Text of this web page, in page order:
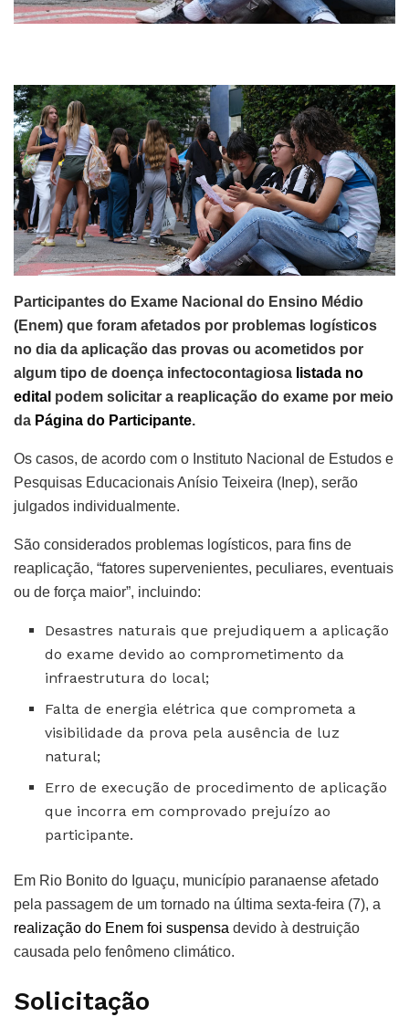
Participantes do Exame Nacional do Ensino Médio
(Enem) que foram afetados por problemas logísticos
no dia da aplicação das provas ou acometidos por
algum tipo de doença infectocontagiosa listada no
edital podem solicitar a reaplicação do exame por meio
da Página do Participante.
Os casos, de acordo com o Instituto Nacional de Estudos e
Pesquisas Educacionais Anísio Teixeira (Inep), serão
julgados individualmente.
São considerados problemas logísticos, para fins de
reaplicação, “fatores supervenientes, peculiares, eventuais
ou de força maior”, incluindo:
Desastres naturais que prejudiquem a aplicação
do exame devido ao comprometimento da
infraestrutura do local;
Falta de energia elétrica que comprometa a
visibilidade da prova pela ausência de luz
natural;
Erro de execução de procedimento de aplicação
que incorra em comprovado prejuízo ao
participante.
Em Rio Bonito do Iguaçu, município paranaense afetado
pela passagem de um tornado na última sexta-feira (7), a
realização do Enem foi suspensa devido à destruição
causada pelo fenômeno climático.
Solicitação